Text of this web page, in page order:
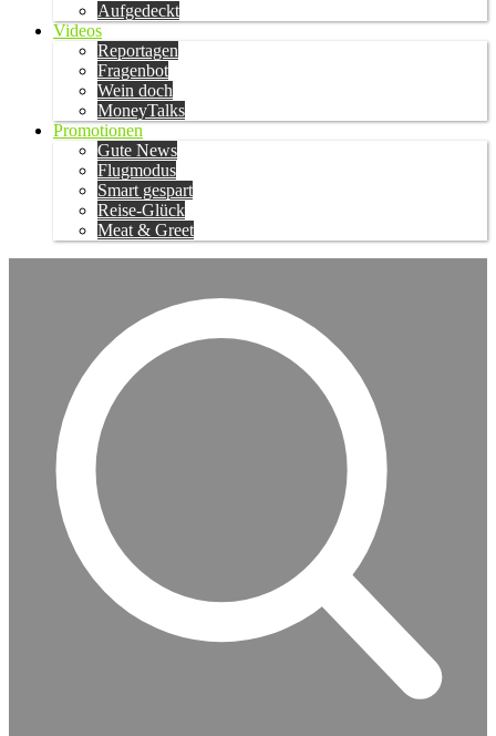
Aufgedeckt
Videos
Reportagen
Fragenbot
Wein doch
MoneyTalks
Promotionen
Gute News
Flugmodus
Smart gespart
Reise-Glück
Meat & Greet